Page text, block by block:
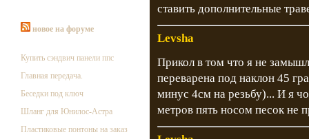
новое на форуме
Купить сэндвич панели ппс
Главная передача.
Беседки под ключ
Шланг для Юнилос-Астра
Пластиковые понтоны на заказ
ставить дополнительные
Levsha
Прикол в том что я не
переварена под наклон 45
минус 4см на резьбу)... И я
метров пять носом песок не